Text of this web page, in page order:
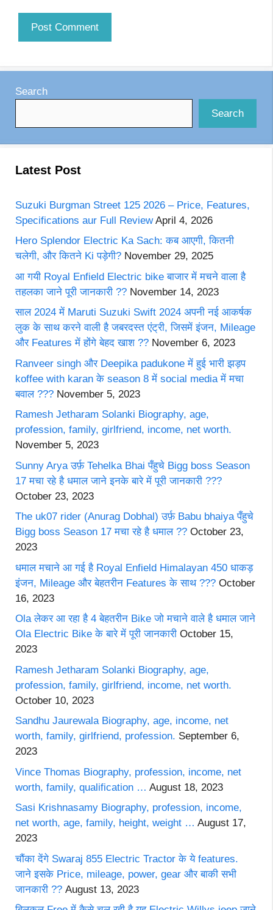
Search
Search
Latest Post
Suzuki Burgman Street 125 2026 – Price, Features,
Specifications aur Full Review April 4, 2026
Hero Splendor Electric Ka Sach: कब आएगी, कितनी
चलेगी, और कितने Ki पड़ेगी? November 29, 2025
आ गयी Royal Enfield Electric bike बाजार में मचने वाला है
तहलका जाने पूरी जानकारी ?? November 14, 2023
साल 2024 में Maruti Suzuki Swift 2024 अपनी नई आकर्षक
लुक के साथ करने वाली है जबरदस्त एंट्री, जिसमें इंजन, Mileage
और Features में होंगे बेहद खाश ?? November 6, 2023
Ranveer singh और Deepika padukone में हुई भारी झड़प
koffee with karan के season 8 में social media में मचा
बवाल ??? November 5, 2023
Ramesh Jetharam Solanki Biography, age,
profession, family, girlfriend, income, net worth.
November 5, 2023
Sunny Arya उर्फ़ Tehelka Bhai पँहुचे Bigg boss Season
17 मचा रहे है धमाल जाने इनके बारे में पूरी जानकारी ???
October 23, 2023
The uk07 rider (Anurag Dobhal) उर्फ़ Babu bhaiya पँहुचे
Bigg boss Season 17 मचा रहे है धमाल ?? October 23,
2023
धमाल मचाने आ गई है Royal Enfield Himalayan 450 धाकड़
इंजन, Mileage और बेहतरीन Features के साथ ??? October
16, 2023
Ola लेकर आ रहा है 4 बेहतरीन Bike जो मचाने वाले है धमाल जाने
Ola Electric Bike के बारे में पूरी जानकारी October 15,
2023
Ramesh Jetharam Solanki Biography, age,
profession, family, girlfriend, income, net worth.
October 10, 2023
Sandhu Jaurewala Biography, age, income, net
worth, family, girlfriend, profession. September 6,
2023
Vince Thomas Biography, profession, income, net
worth, family, qualification … August 18, 2023
Sasi Krishnasamy Biography, profession, income,
net worth, age, family, height, weight … August 17,
2023
चौंका देंगे Swaraj 855 Electric Tractor के ये features.
जाने इसके Price, mileage, power, gear और बाकी सभी
जानकारी ?? August 13, 2023